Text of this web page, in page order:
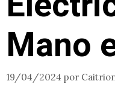
Mano
19/04/2024 por